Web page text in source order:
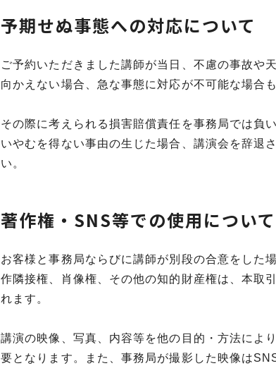
予期せぬ事態への対応について
ご予約いただきました講師が当日、不慮の事故や
向かえない場合、急な事態に対応が不可能な場合
その際に考えられる損害賠償責任を事務局では負
いやむを得ない事由の生じた場合、講演会を辞退
い。
著作権・SNS等での使用について
お客様と事務局ならびに講師が別段の合意をした
作隣接権、肖像権、その他の知的財産権は、本取
れます。
講演の映像、写真、内容等を他の目的・方法によ
要となります。また、事務局が撮影した映像は